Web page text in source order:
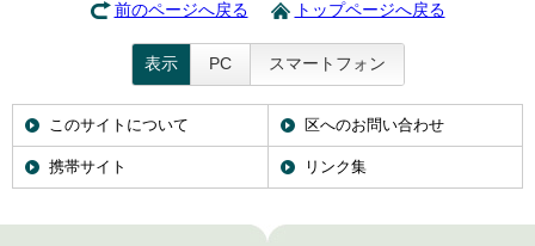
前のページへ戻る トップページへ戻る
表示 PC スマートフォン
このサイトについて 区へのお問い合わせ
携帯サイト リンク集